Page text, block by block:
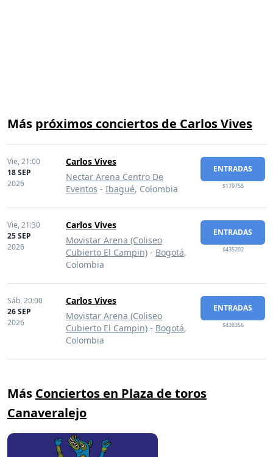
Más próximos conciertos de Carlos Vives
Vie,21:00
18 SEP
2026
Carlos Vives
Nectar Arena Centro De
Eventos - Ibagué, Colombia
ENTRADAS
$179758
Vie,21:30
25 SEP
2026
Carlos Vives
Movistar Arena (Coliseo
Cubierto El Campin) - Bogotá,
Colombia
ENTRADAS
$435202
Sáb,20:00
26 SEP
2026
Carlos Vives
Movistar Arena (Coliseo
Cubierto El Campin) - Bogotá,
Colombia
ENTRADAS
$438356
Más Conciertos en Plaza de toros
Canaveralejo